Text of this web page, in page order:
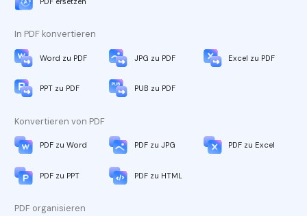
In PDF konvertieren
Word zu PDF JPG zu PDF Excel zu PDF
PPT zu PDF PUB zu PDF
Konvertieren von PDF
PDF zu Word PDF zu JPG PDF zu Excel
PDF zu PPT PDF zu HTML
PDF organisieren